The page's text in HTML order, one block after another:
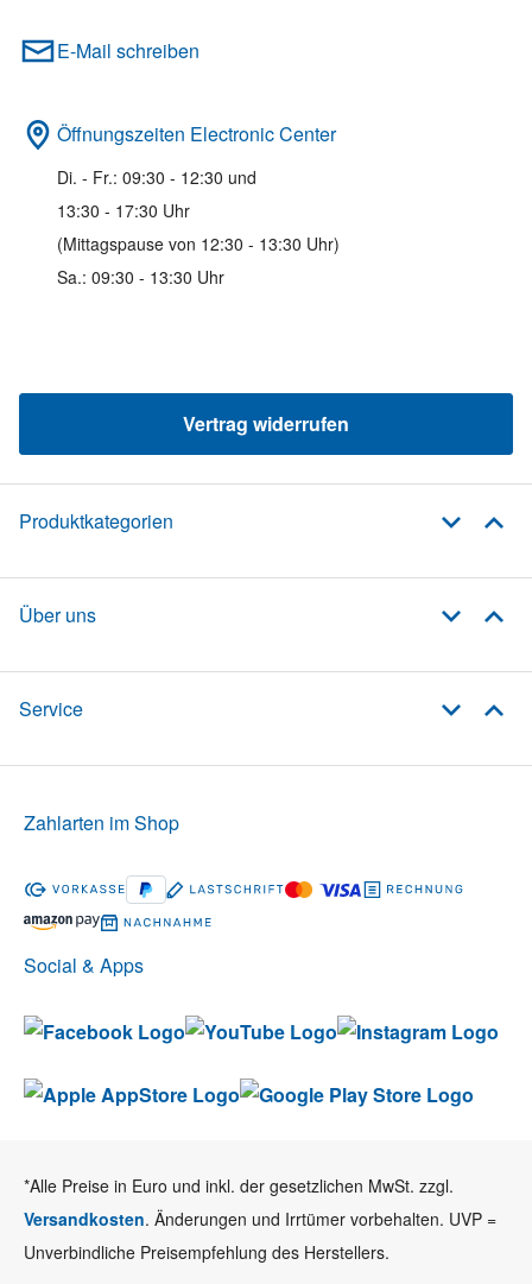
E-Mail schreiben
Öffnungszeiten Electronic Center
Di. - Fr.: 09:30 - 12:30 und
13:30 - 17:30 Uhr
(Mittagspause von 12:30 - 13:30 Uhr)
Sa.: 09:30 - 13:30 Uhr
Vertrag widerrufen
Produktkategorien
Über uns
Service
Social & Apps
Zahlarten im Shop
*Alle Preise in Euro und inkl. der gesetzlichen MwSt. zzgl.
Versandkosten. Änderungen und Irrtümer vorbehalten. UVP =
Unverbindliche Preisempfehlung des Herstellers.